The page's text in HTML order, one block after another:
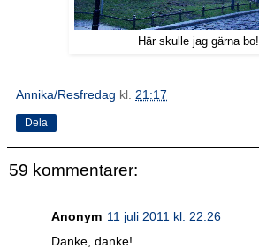
Här skulle jag gärna bo!
Annika/Resfredag kl. 21:17
Dela
59 kommentarer:
Anonym 11 juli 2011 kl. 22:26
Danke, danke!